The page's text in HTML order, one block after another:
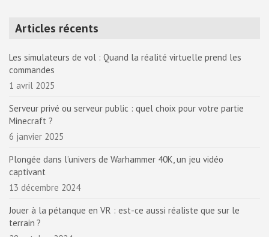
Articles récents
Les simulateurs de vol : Quand la réalité virtuelle prend les
commandes
1 avril 2025
Serveur privé ou serveur public : quel choix pour votre partie
Minecraft ?
6 janvier 2025
Plongée dans l’univers de Warhammer 40K, un jeu vidéo
captivant
13 décembre 2024
Jouer à la pétanque en VR : est-ce aussi réaliste que sur le
terrain ?